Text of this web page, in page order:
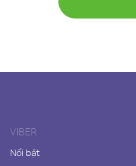
VIBER
Nổi bật